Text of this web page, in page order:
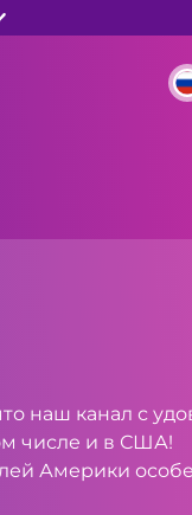
наш канал с
числе и в США!
Америки